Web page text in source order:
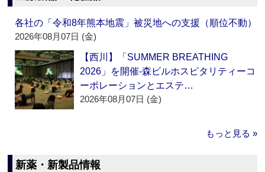
各社の「令和8年熊本地震」被災地への支援（順位不動）
2026年08月07日 (金)
【西川】「SUMMER BREATHING
2026」を開催‐森ビルホスピタリティーコ
ーポレーションとエステ…
2026年08月07日 (金)
もっと見る »
新薬・新製品情報